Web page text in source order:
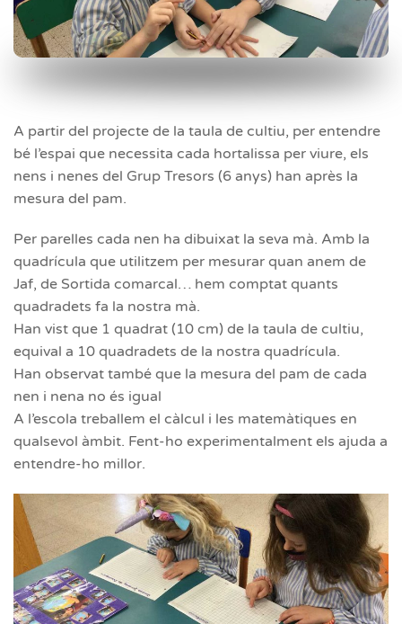
A partir del projecte de la taula de cultiu, per entendre
bé l’espai que necessita cada hortalissa per viure, els
nens i nenes del Grup Tresors (6 anys) han après la
mesura del pam.
Per parelles cada nen ha dibuixat la seva mà. Amb la
quadrícula que utilitzem per mesurar quan anem de
Jaf, de Sortida comarcal… hem comptat quants
quadradets fa la nostra mà.
Han vist que 1 quadrat (10 cm) de la taula de cultiu,
equival a 10 quadradets de la nostra quadrícula.
Han observat també que la mesura del pam de cada
nen i nena no és igual
A l’escola treballem el càlcul i les matemàtiques en
qualsevol àmbit. Fent-ho experimentalment els ajuda a
entendre-ho millor.